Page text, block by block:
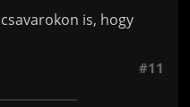
is, hogy
#11